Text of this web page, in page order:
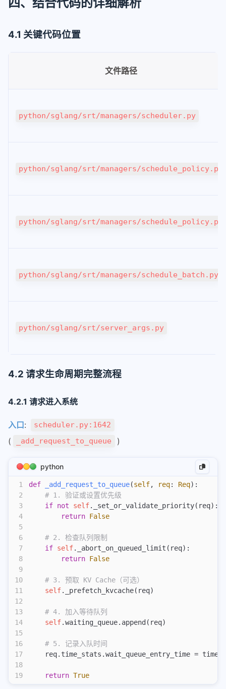
4.1 关键代码位置
文件路径
python/sglang/srt/managers/scheduler.py
python/sglang/srt/managers/schedule_policy.py
python/sglang/srt/managers/schedule_policy.py
python/sglang/srt/managers/schedule_batch.py
python/sglang/srt/server_args.py
4.2 请求生命周期完整流程
4.2.1 请求进入系统
入口: scheduler.py:1642
( _add_request_to_queue )
python
1
2
3
4
5
6
7
8
9
10
11
12
13
14
15
16
17
18
19
def _add_request_to_queue(self, req: Req):
    # 1. 验证或设置优先级
    if
not self._set_or_validate_priority(req):
        return
False
    # 2. 检查队列限制
    if
self._abort_on_queued_limit(req):
        return
False
    # 3. 预取 KV Cache（可选）
    self
._prefetch_kvcache(req)
    # 4. 加入等待队列
    self
.waiting_queue.append(req)
    # 5. 记录入队时间
req.time_stats.wait_queue_entry_time =
    return
True